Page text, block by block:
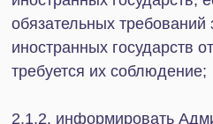
обеспечением, а равно не
гарантий того, что Сайт может
конкретных целей Пользователя, в
Пользователь признает и соглашается
результат использования Сайта может
независимо от того, связано ли это с